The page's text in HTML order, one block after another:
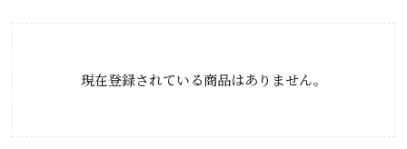
現在登録されている商品はありません。